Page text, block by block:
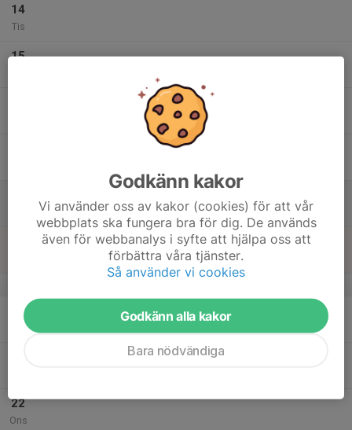
14
Tis
15
20
Mån
22
Ons
Godkänn kakor
Vi använder oss av kakor (cookies) för att vår
webbplats ska fungera bra för dig. De används
även för webbanalys i syfte att hjälpa oss att
förbättra våra tjänster.
Så använder vi cookies
Godkänn alla kakor
Bara nödvändiga